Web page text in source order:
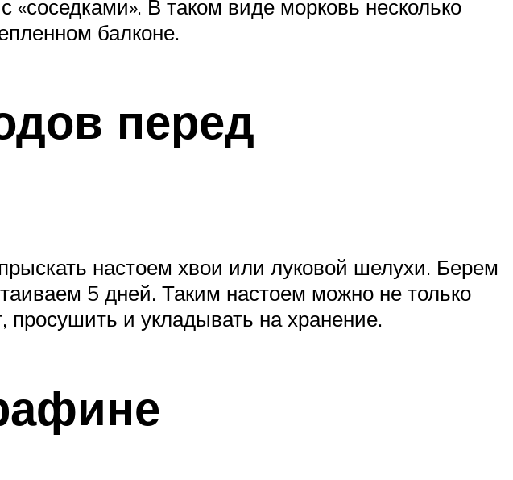
В таком виде морковь несколько
балконе.
перед
настоем хвои или луковой шелухи. Берем
5 дней. Таким настоем можно не только
просушить и укладывать на хранение.